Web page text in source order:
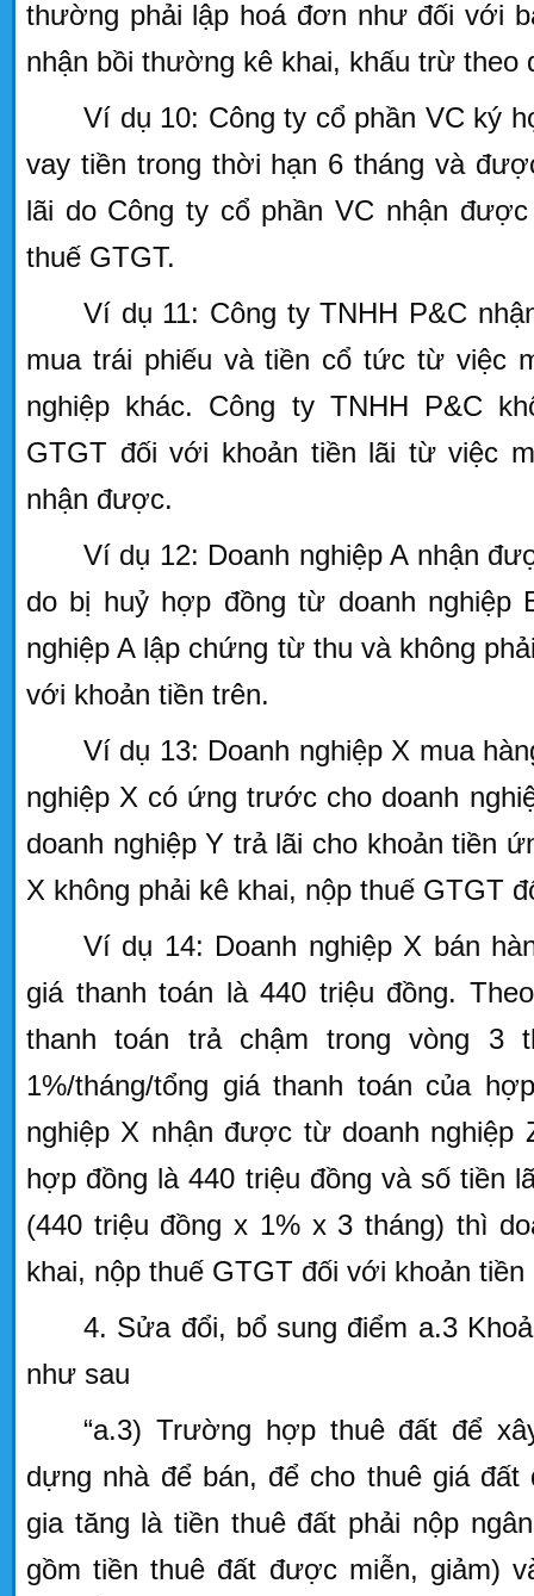
thường phải lập hoá đơn như đối với
nhận bồi thường kê khai, khấu trừ theo
Ví dụ 10: Công ty cổ phần VC ký
vay tiền trong thời hạn 6 tháng và
lãi do Công ty cổ phần VC nhận
thuế GTGT.
Ví dụ 11: Công ty TNHH P&C
mua trái phiếu và tiền cổ tức từ việc
nghiệp khác. Công ty TNHH P&C
GTGT đối với khoản tiền lãi từ việc
nhận được.
Ví dụ 12: Doanh nghiệp A nhận
do bị huỷ hợp đồng từ doanh nghiệp
nghiệp A lập chứng từ thu và không
với khoản tiền trên.
Ví dụ 13: Doanh nghiệp X mua
nghiệp X có ứng trước cho doanh
doanh nghiệp Y trả lãi cho khoản tiền
X không phải kê khai, nộp thuế GTGT
Ví dụ 14: Doanh nghiệp X bán
giá thanh toán là 440 triệu đồng.
thanh toán trả chậm trong vòng 3
1%/tháng/tổng giá thanh toán của
nghiệp X nhận được từ doanh nghiệp
hợp đồng là 440 triệu đồng và số tiền
(440 triệu đồng x 1% x 3 tháng) thì
khai, nộp thuế GTGT đối với khoản tiền
4. Sửa đổi, bổ sung điểm a.3
như sau
“a.3) Trường hợp thuê đất để
dựng nhà để bán, để cho thuê giá
gia tăng là tiền thuê đất phải nộp
gồm tiền thuê đất được miễn, giảm)